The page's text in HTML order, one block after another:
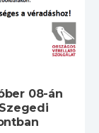
08-án